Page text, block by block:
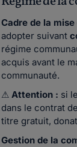
Cadre de la
adopter suivant
régime
acquis avant le
communauté.
⚠Attention : si
dans le contrat
titre gratuit,
Gestion de la